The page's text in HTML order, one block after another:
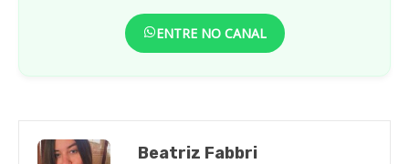
ENTRE NO CANAL
Beatriz Fabbri